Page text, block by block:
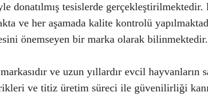
donatılmış tesislerde gerçekleştirilmektedir.
ve her aşamada kalite kontrolü
önemseyen bir marka olarak bilinmektedir.
ve uzun yıllardır evcil hayvanların
ve titiz üretim süreci ile güvenilirliği